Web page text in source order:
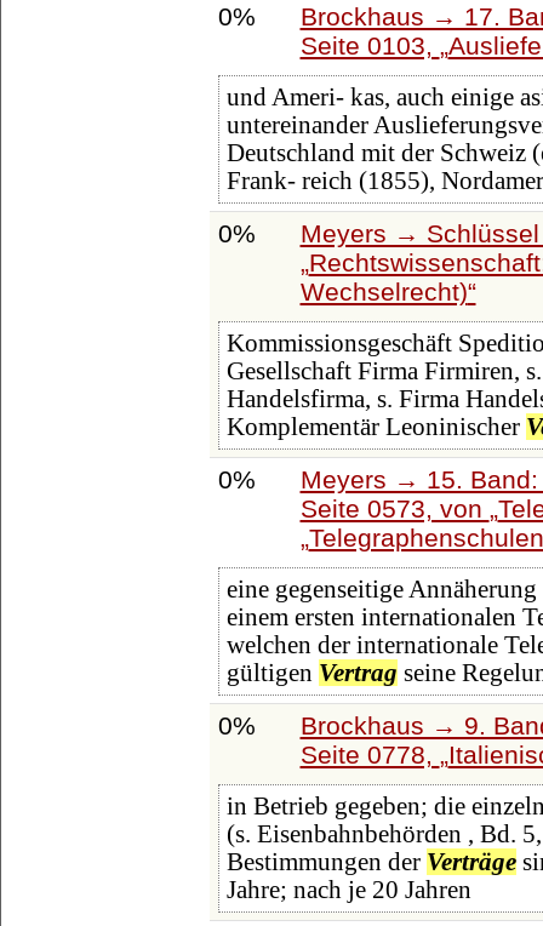
0%
Brockhaus → 17.
Seite 0103,
und Ameri- kas, auch einige
untereinander
Deutschland mit der Schweiz
Frank- reich (1855),
0%
Meyers →
Wechselrecht)
Kommissionsgeschäft
Gesellschaft Firma Firmiren,
Handelsfirma, s. Firma
Komplementär Leoninischer
0%
Meyers → 15.
Seite 0573, von
Telegraphenschulen
eine gegenseitige
einem ersten internationalen
welchen der internationale
gültigen Vertrag seine
0%
Brockhaus → 9.
Seite 0778,
in Betrieb gegeben; die
(s. Eisenbahnbehörden , Bd.
Bestimmungen der Verträge
Jahre; nach je 20 Jahren